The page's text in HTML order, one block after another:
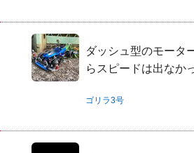
ダッシュ型のモータ
らスピードは出なか
ゴリラ3号